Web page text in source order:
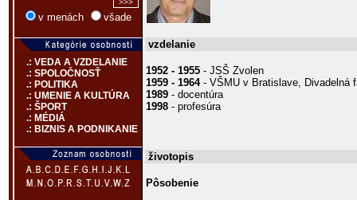
v menách všade
.: VEDA A VZDELANIE
.: SPOLOČNOSŤ
.: POLITIKA
.: UMENIE A KULTÚRA
.: ŠPORT
.: MÉDIÁ
.: BIZNIS A PODNIKANIE
vzdelanie
1952 - 1955 - JSŠ Zvolen
1959 - 1964- VŠMU v Bratislave, Divadelná
1989 - docentúra
1998 - profesúra
životopis
Pôsobenie